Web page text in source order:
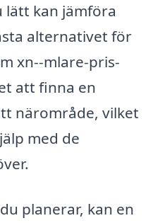
lätt kan jämföra
alternativet för
xn--mlare-pris-
att finna en
närområde, vilket
med de
planerar, kan en